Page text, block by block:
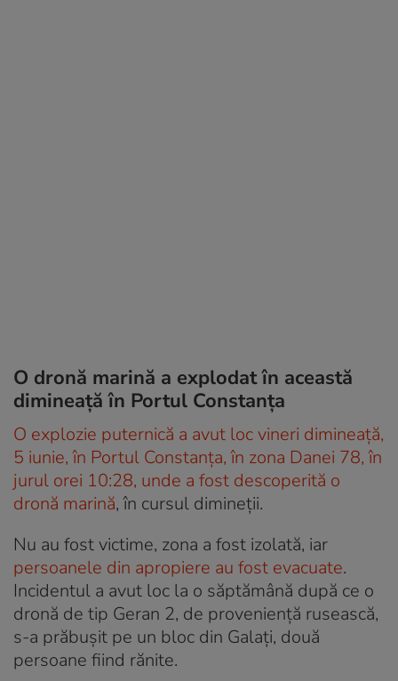
O dronă marină a explodat în această
dimineaţă în Portul Constanţa
O explozie puternică a avut loc vineri dimineață,
5 iunie, în Portul Constanța, în zona Danei 78, în
jurul orei 10:28, unde a fost descoperită o
dronă marină, în cursul dimineții.
Nu au fost victime, zona a fost izolată, iar
persoanele din apropiere au fost evacuate.
Incidentul a avut loc la o săptămână după ce o
dronă de tip Geran 2, de provenienţă rusească,
s-a prăbuşit pe un bloc din Galaţi, două
persoane fiind rănite.